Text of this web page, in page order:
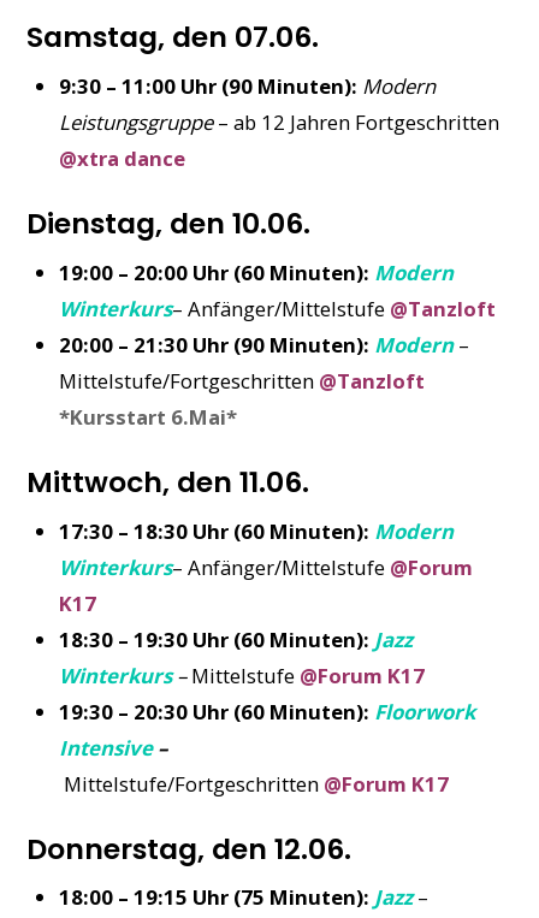
Samstag, den 07.06.
9:30 – 11:00 Uhr (90 Minuten): Modern
Leistungsgruppe– ab 12 Jahren Fortgeschritten
@xtra dance
Dienstag, den 10.06.
19:00 – 20:00 Uhr (60 Minuten): Modern
Winterkurs– Anfänger/Mittelstufe @Tanzloft
20:00 – 21:30 Uhr (90 Minuten): Modern–
Mittelstufe/Fortgeschritten @Tanzloft
*Kursstart 6.Mai*
Mittwoch, den 11.06.
17:30 – 18:30 Uhr (60 Minuten): Modern
Winterkurs– Anfänger/Mittelstufe @Forum
K17
18:30 – 19:30 Uhr (60 Minuten): Jazz
Winterkurs–Mittelstufe @Forum K17
19:30 – 20:30 Uhr (60 Minuten): Floorwork
Intensive–
Mittelstufe/Fortgeschritten @Forum K17
Donnerstag, den 12.06.
18:00 – 19:15 Uhr (75 Minuten): Jazz–